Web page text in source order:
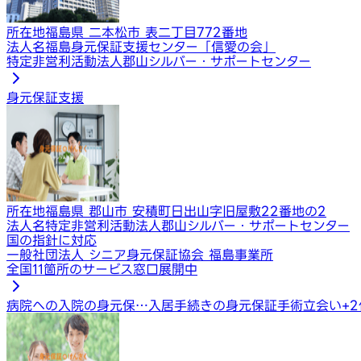
所在地福島県 二本松市 表二丁目772番地
法人名福島身元保証支援センター「信愛の会」
特定非営利活動法人郡山シルバー・サポートセンター
身元保証支援
所在地福島県 郡山市 安積町日出山字旧屋敷22番地の2
法人名特定非営利活動法人郡山シルバー・サポートセンター
国の指針に対応
一般社団法人 シニア身元保証協会 福島事業所
全国11箇所のサービス窓口展開中
病院への入院の身元保… 入居手続きの身元保証手術立会い+2